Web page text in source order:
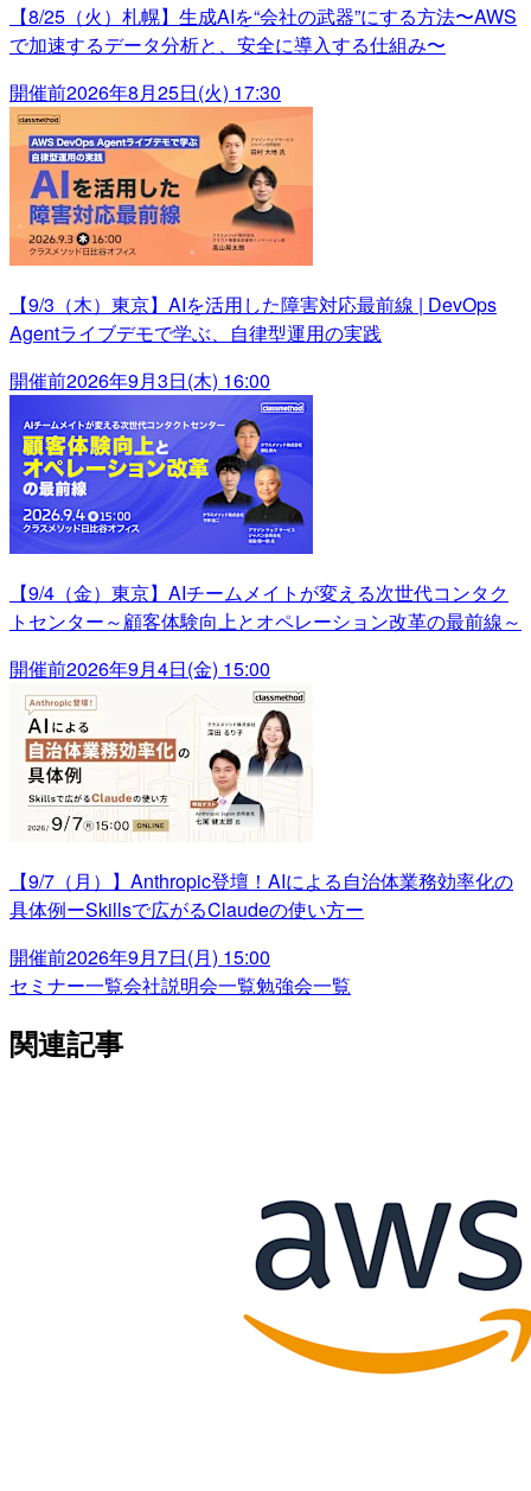
【8/25（火）札幌】生成AIを“会社の武器”にする方法〜AWS
で加速するデータ分析と、安全に導入する仕組み〜
開催前2026年8月25日(火) 17:30
【9/3（木）東京】AIを活用した障害対応最前線 | DevOps
Agentライブデモで学ぶ、自律型運用の実践
開催前2026年9月3日(木) 16:00
【9/4（金）東京】AIチームメイトが変える次世代コンタク
トセンター～顧客体験向上とオペレーション改革の最前線～
開催前2026年9月4日(金) 15:00
【9/7（月）】Anthropic登壇！AIによる自治体業務効率化の
具体例ーSkillsで広がるClaudeの使い方ー
開催前2026年9月7日(月) 15:00
セミナー一覧会社説明会一覧勉強会一覧
関連記事